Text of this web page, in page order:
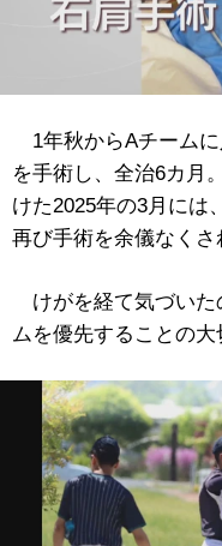
1年秋からAチームに
を手術し、全治6カ月
けた2025年の3月には
再び手術を余儀なくさ
けがを経て気づいた
ムを優先することの大